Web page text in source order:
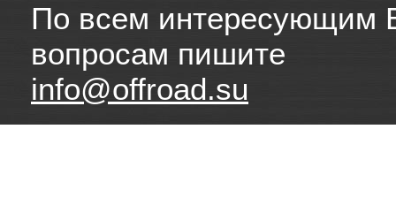
По всем интересующим
вопросам пишите
info@offroad.su